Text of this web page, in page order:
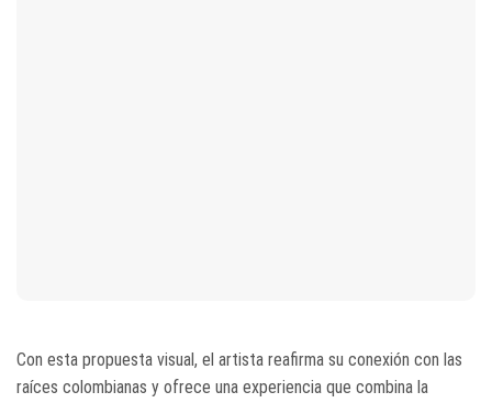
Con esta propuesta visual, el artista reafirma su conexión con las
raíces colombianas y ofrece una experiencia que combina la